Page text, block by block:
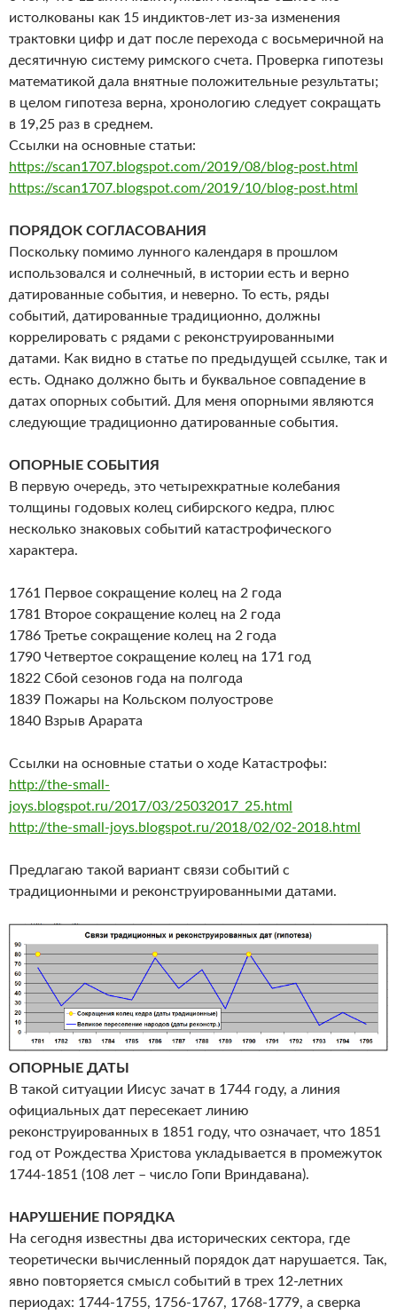
истолкованы как 15 индиктов-лет из-за изменения
трактовки цифр и дат после перехода с восьмеричной на
десятичную систему римского счета. Проверка гипотезы
математикой дала внятные положительные результаты;
в целом гипотеза верна, хронологию следует сокращать
в 19,25 раз в среднем.
Ссылки на основные статьи:
https://scan1707.blogspot.com/2019/08/blog-post.html
https://scan1707.blogspot.com/2019/10/blog-post.html
ПОРЯДОК СОГЛАСОВАНИЯ
Поскольку помимо лунного календаря в прошлом
использовался и солнечный, в истории есть и верно
датированные события, и неверно. То есть, ряды
событий, датированные традиционно, должны
коррелировать с рядами с реконструированными
датами. Как видно в статье по предыдущей ссылке, так и
есть. Однако должно быть и буквальное совпадение в
датах опорных событий. Для меня опорными являются
следующие традиционно датированные события.
ОПОРНЫЕ СОБЫТИЯ
В первую очередь, это четырехкратные колебания
толщины годовых колец сибирского кедра, плюс
несколько знаковых событий катастрофического
характера.
1761 Первое сокращение колец на 2 года
1781 Второе сокращение колец на 2 года
1786 Третье сокращение колец на 2 года
1790 Четвертое сокращение колец на 171 год
1822 Сбой сезонов года на полгода
1839 Пожары на Кольском полуострове
1840 Взрыв Арарата
Ссылки на основные статьи о ходе Катастрофы:
http://the-small-
joys.blogspot.ru/2017/03/25032017_25.html
http://the-small-joys.blogspot.ru/2018/02/02-2018.html
Предлагаю такой вариант связи событий с
традиционными и реконструированными датами.
ОПОРНЫЕ ДАТЫ
В такой ситуации Иисус зачат в 1744 году, а линия
официальных дат пересекает линию
реконструированных в 1851 году, что означает, что 1851
год от Рождества Христова укладывается в промежуток
1744-1851 (108 лет – число Гопи Вриндавана).
НАРУШЕНИЕ ПОРЯДКА
На сегодня известны два исторических сектора, где
теоретически вычисленный порядок дат нарушается. Так,
явно повторяется смысл событий в трех 12-летних
периодах: 1744-1755, 1756-1767, 1768-1779, а сверка